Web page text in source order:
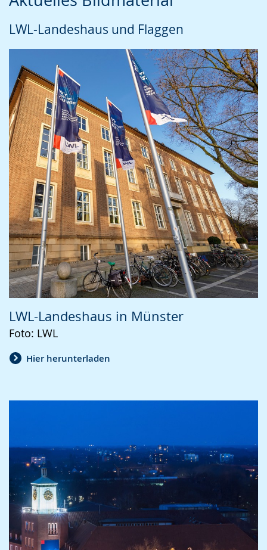
LWL-Landeshaus und Flaggen
LWL-Landeshaus in Münster
Foto: LWL
Hier herunterladen